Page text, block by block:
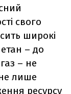
свого
широкі
– до
– не
лише
ресурсу